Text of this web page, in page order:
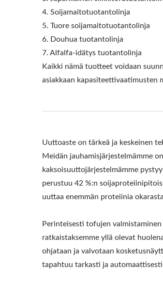
TOFU-
KUINKA
TOFUN
4. Soijamaitotuotantolinja
5. Tuore soijamaitotuotantolinja
6. Douhua tuotantolinja
7. Alfalfa-idätys tuotantolinja
Kaikki nämä tuotteet voidaan
asiakkaan kapasiteettivaatimusten
Uuttoaste on tärkeä ja keskeinen
Meidän jauhamisjärjestelmämme
kaksoisuuttojärjestelmämme
perustuu 42 %:n
uuttaa enemmän proteiinia
Perinteisesti tofujen
ratkaistaksemme yllä olevat
ohjataan ja valvotaan
tapahtuu tarkasti ja